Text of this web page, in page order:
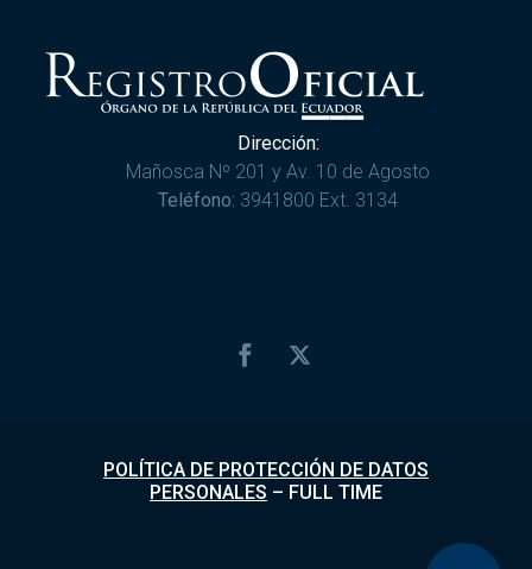
Dirección:
Mañosca Nº 201 y Av. 10 de Agosto
Teléfono: 3941800 Ext. 3134
POLÍTICA DE PROTECCIÓN DE DATOS
PERSONALES – FULL TIME